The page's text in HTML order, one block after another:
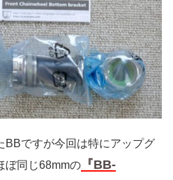
BBですが今回は特にアップグ
ぼ同じ68mmの 『BB-